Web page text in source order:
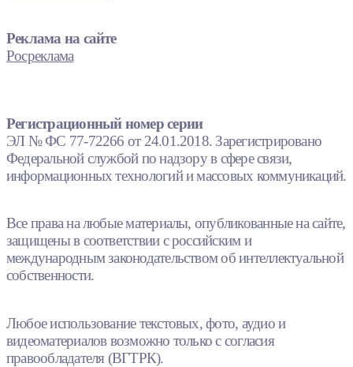
Реклама на сайте
Росреклама
Регистрационный номер серии
ЭЛ № ФС 77-72266 от 24.01.2018. Зарегистрировано
Федеральной службой по надзору в сфере связи,
информационных технологий и массовых коммуникаций.
Все права на любые материалы, опубликованные на сайте,
защищены в соответствии с российским и
международным законодательством об интеллектуальной
собственности.
Любое использование текстовых, фото, аудио и
видеоматериалов возможно только с согласия
правообладателя (ВГТРК).